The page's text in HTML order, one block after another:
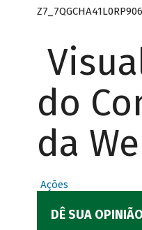
do
da
Ações
DÊ SUA OPINIÃO